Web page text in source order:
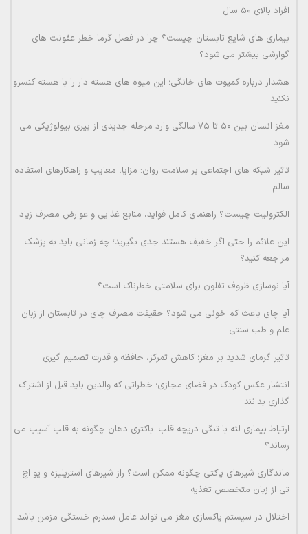
افراد بالای ۵۰ سال
بیماری های شایع تابستان چیست؟ چرا در فصل گرما خطر عفونت های
گوارشی بیشتر می شود؟
هشدار درباره کمپوت های خانگی؛ این میوه های هسته دار را با هسته کنسرو
نکنید
مغز انسان بین ۵۰ تا ۷۵ سالگی وارد مرحله جدیدی از پیری بیولوژیکی می
شود
تاثیر شبکه های اجتماعی بر سلامت روان: مزایا، معایب و راهکارهای استفاده
سالم
الکترولیت چیست؟ راهنمای کامل فواید، منابع غذایی و عوارض مصرف زیاد
این علائم را حتی اگر خفیف هستند جدی بگیرید؛ چه زمانی باید به پزشک
مراجعه کنید؟
آیا نوسازی ظروف تفلون برای سلامتی خطرناک است؟
آیا چای باعث کم خونی می شود؟ حقیقت مصرف چای در تابستان از زبان
علم و طب سنتی
تاثیر گرمای شدید بر مغز؛ کاهش تمرکز، حافظه و قدرت تصمیم گیری
انتشار عکس کودک در فضای مجازی؛ خطراتی که والدین باید قبل از اشتراک
گذاری بدانند
ارتباط بیماری لثه با تنگی دریچه قلب؛ باکتری دهان چگونه به قلب آسیب می
رساند؟
ماندگاری شیرهای پاکتی چگونه ممکن است؟ راز شیرهای استریلیزه و یو اچ
تی از زبان متخصص تغذیه
اختلال در سیستم پاکسازی مغز می تواند عامل سندرم خستگی مزمن باشد